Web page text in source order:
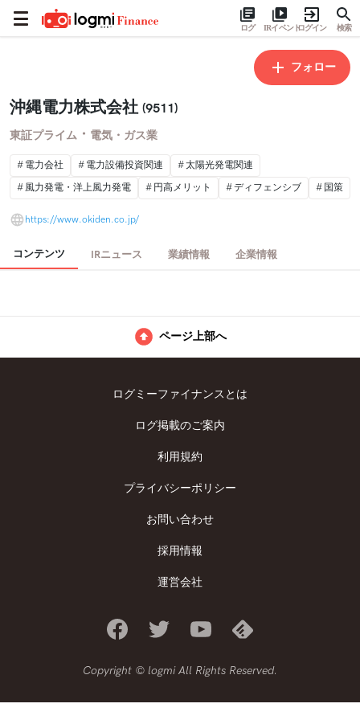
ログ IRイベントログイン 検索
フォロー
沖縄電力株式会社 (9511)
東証プライム ・ 電気・ガス業
電力会社 電力設備投資関連
太陽光発電関連
風力発電・洋上風力発電
円高メリット ディフェンシブ 国策
https://www.okiden.co.jp/
コンテンツ IRニュース 業績情報 企業情報
ページ上部へ
ログミーファイナンスとは
ログ掲載のご案内
利用規約
プライバシーポリシー
お問い合わせ
採用情報
運営会社
Copyright © logmi All Rights Reserved.